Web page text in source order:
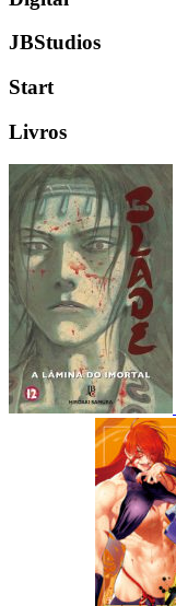
JBStudios
Start
Livros